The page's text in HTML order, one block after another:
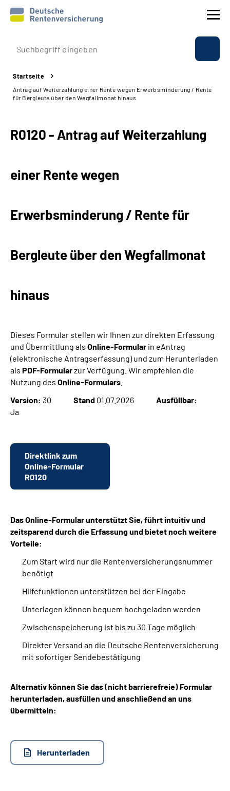
Prävention
Reha
Beratung & Kontakt
Experten
Suche
Leichte Sprache
Mein Kundenportal
Startseite
Antrag auf Weiterzahlung einer Rente wegen Erwerbsminderung / Rente
für Bergleute über den Wegfallmonat hinaus
R0120 - Antrag auf Weiterzahlung
einer Rente wegen
Erwerbsminderung / Rente für
Bergleute über den Wegfallmonat
hinaus
Dieses Formular stellen wir Ihnen zur direkten Erfassung
und Übermittlung als Online-Formular in eAntrag
(elektronische Antragserfassung) und zum Herunterladen
als PDF-Formularzur Verfügung. Wir empfehlen die
Nutzung des Online-Formulars
Version: 30 Stand 01.07.2026
Ausfüllbar:
Ja
Direktlink zum
Online-Formular
R0120
Das Online-Formular unterstützt Sie, führt intuitiv und
zeitsparend durch die Erfassung und bietet noch weitere
Vorteile:
Zum Start wird nur die Rentenversicherungsnummer
benötigt
Hilfefunktionen unterstützen bei der Eingabe
Unterlagen können bequem hochgeladen werden
Zwischenspeicherung ist bis zu 30 Tage möglich
Direkter Versand an die Deutsche Rentenversicherung
mit sofortiger Sendebestätigung
Alternativ können Sie das (nicht barrierefreie) Formular
herunterladen, ausfüllen und anschließend an uns
übermitteln:
Herunterladen